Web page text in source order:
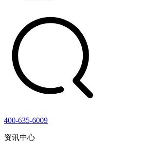
400-635-6009
资讯中心